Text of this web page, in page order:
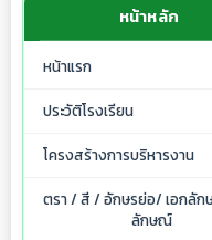
หน้าหลัก
หน้าแรก
ประวัติโรงเรียน
โครงสร้างการบริหารงาน
ตรา / สี / อักษรย่อ/ เอกลั
ลักษณ์